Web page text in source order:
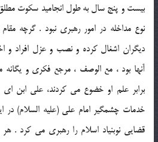
بيست و پنج سال به طول انجاميد سكوت مطلق
نوع مداخله در امور رهبري نبود . گرچه
ديگران اشغال كرده و نصب و عزل افراد و
آنها بود ، مع الوصف ، مرجع فكري و
برابر علم او خضوع مي كردند، علي ابن اي
خدمات چشمگير امام علي (علیه السلام) در
قضايي نوبنياد اسلام را رهبري مي كرد .